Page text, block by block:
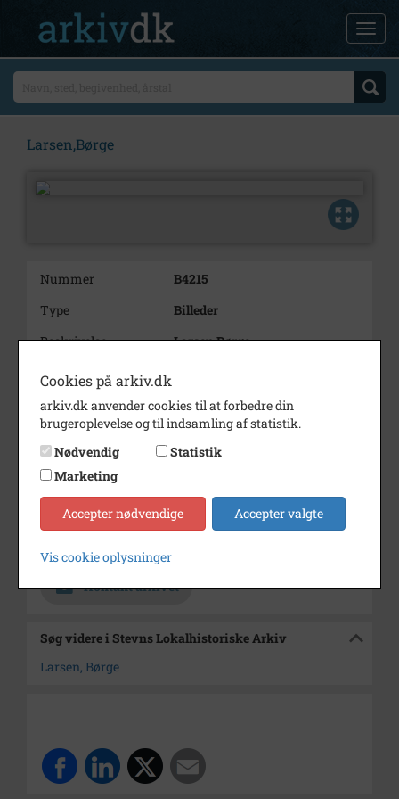
Larsen,Børge
Nummer
B4215
Type
Billeder
Beskrivelse
Larsen,Børge
Periode
Dateringsnote
1970 - 1980
Fotograf
Ukendt
Størrelse
Materiale
s/h positiv
Kontakt arkivet
Søg videre i Stevns Lokalhistoriske Arkiv
Larsen, Børge
Cookies på arkiv.dk
arkiv.dk anvender cookies til at forbedre din
brugeroplevelse og til indsamling af statistik.
Nødvendig
Statistik
Marketing
Accepter nødvendige Accepter valgte
Vis cookie oplysninger